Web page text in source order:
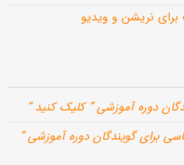
نریشن و ویدیو
دوره آموزشی ” کلیک کنید “
برای گویندگان دوره آموزشی ”